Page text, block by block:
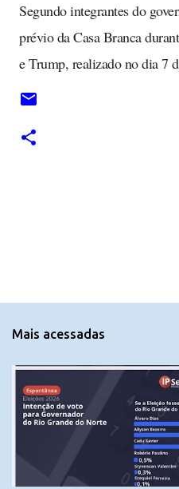
Segundo integrantes do
prévio da Casa Branca
e Trump, realizado no dia 7
n
r
i
o
Mais acessadas